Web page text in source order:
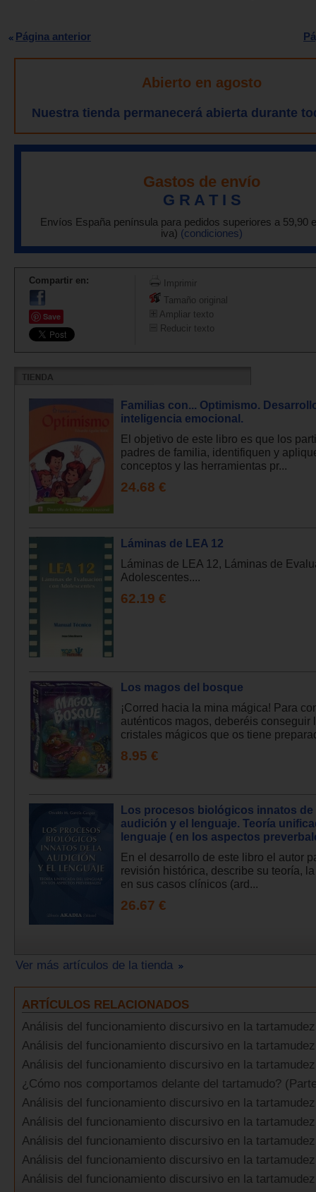
Página anterior
Abierto en agosto
Nuestra tienda permanecerá abierta durante
Gastos de envío
G R A T I S
Envíos España península para pedidos superiores a 59,90
iva) (condiciones)
Compartir en:
Save
Imprimir
Tamaño original
Ampliar texto
Reducir texto
Familias con... Optimismo.
inteligencia emocional.
El objetivo de este libro es que los
padres de familia, identifiquen y
conceptos y las herramientas pr...
24.68 €
Láminas de LEA 12
Láminas de LEA 12, Láminas de
Adolescentes....
62.19 €
Los magos del bosque
¡Corred hacia la mina mágica! Para
auténticos magos, deberéis conseguir
cristales mágicos que os tiene
8.95 €
Los procesos biológicos innatos de
audición y el lenguaje. Teoría
lenguaje ( en los aspectos
En el desarrollo de este libro el autor
revisión histórica, describe su teoría,
en sus casos clínicos (ard...
26.67 €
Ver más artículos de la tienda
ARTÍCULOS RELACIONADOS
Análisis del funcionamiento discursivo en la
Análisis del funcionamiento discursivo en la
Análisis del funcionamiento discursivo en la
¿Cómo nos comportamos delante del tartamudo?
Análisis del funcionamiento discursivo en la
Análisis del funcionamiento discursivo en la
Análisis del funcionamiento discursivo en la
Análisis del funcionamiento discursivo en la
Análisis del funcionamiento discursivo en la